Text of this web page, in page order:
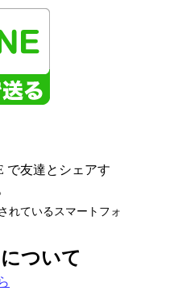
で友達とシェアす
れているスマートフォ
ついて